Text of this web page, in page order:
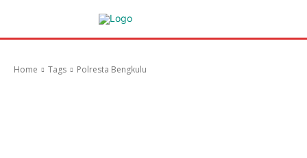
Home Tags Polresta Bengkulu